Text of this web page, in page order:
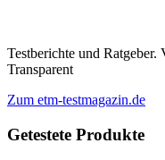
Testberichte und Ratgeber.
Transparent
Zum etm-testmagazin.de
Getestete Produkte